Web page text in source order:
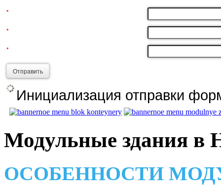
*
*
*
Отправить
Инициализация отправки
Модульные здания в
ОСОБЕННОСТИ